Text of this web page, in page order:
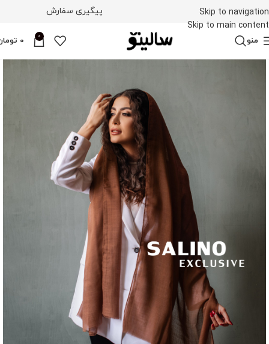
Skip to navigation
Skip to main content
پیگیری سفارش
منو 0
0